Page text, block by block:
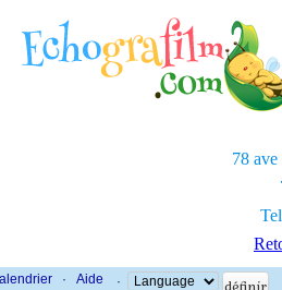
78 ave
· Aide ·